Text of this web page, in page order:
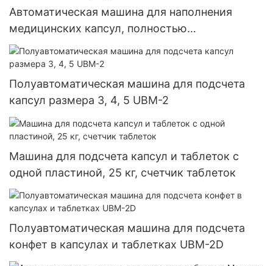
Автоматическая машина для наполнения
медицинских капсул, полностью
автоматическая машина для наполнения и
капсулирования порошковых гранул, твердых
желатиновых капсул Njp-3800D
Полуавтоматическая машина для подсчета
капсул размера 3, 4, 5 UBM-2
Машина для подсчета капсул и таблеток с
одной пластиной, 25 кг, счетчик таблеток
Полуавтоматическая машина для подсчета
конфет в капсулах и таблетках UBM-2D